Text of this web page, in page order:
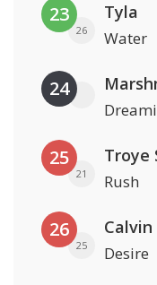
23
26
Tyla
Water
24
25
21
Troye
Rush
26
25 Desire